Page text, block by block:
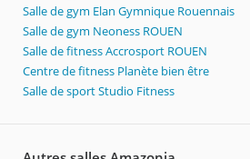
Salle de gym Elan Gymnique Rouennais
Salle de gym Neoness ROUEN
Salle de fitness Accrosport ROUEN
Centre de fitness Planète bien être
Salle de sport Studio Fitness